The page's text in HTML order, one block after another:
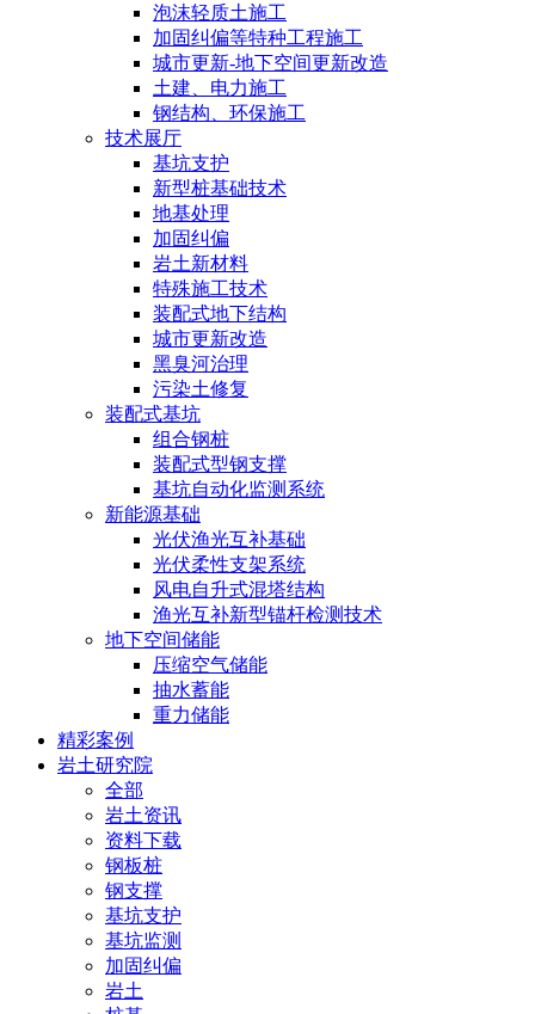
泡沫轻质土施工
加固纠偏等特种工程施工
城市更新-地下空间更新改造
土建、电力施工
钢结构、环保施工
技术展厅
基坑支护
新型桩基础技术
地基处理
加固纠偏
岩土新材料
特殊施工技术
装配式地下结构
城市更新改造
黑臭河治理
污染土修复
装配式基坑
组合钢桩
装配式型钢支撑
基坑自动化监测系统
新能源基础
光伏渔光互补基础
光伏柔性支架系统
风电自升式混塔结构
渔光互补新型锚杆检测技术
地下空间储能
压缩空气储能
抽水蓄能
重力储能
精彩案例
岩土研究院
全部
岩土资讯
资料下载
钢板桩
钢支撑
基坑支护
基坑监测
加固纠偏
岩土